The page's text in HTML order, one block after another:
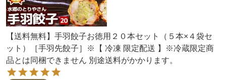
【送料無料】手羽餃子お徳用２０本セット（５本×４袋セ
ット）［手羽先餃子］※【 冷凍 限定配送 】※冷蔵限定商
品とは同梱できません 別途送料がかかります。